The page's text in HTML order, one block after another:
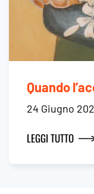
Quando
24 Giugno
LEGGI TUTTO